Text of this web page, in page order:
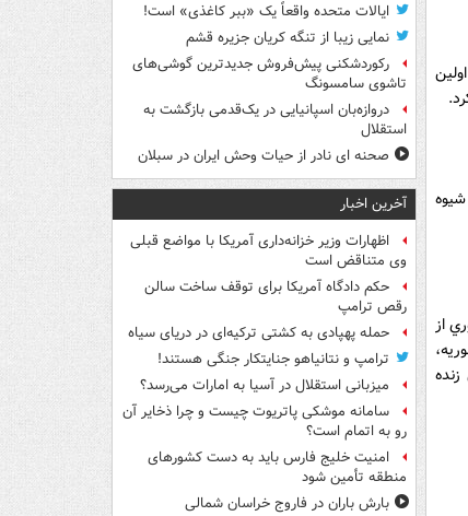
از
ایالات متحده واقعاً یک «ببر کاغذی» است!
نمایی زیبا از تنگه کریان جزیره قشم
رکوردشکنی پیش‌فروش جدیدترین گوشی‌های
تاشوی سامسونگ
دروازه‌بان اسپانیایی در یک‌قدمی بازگشت به
استقلال
صحنه ای نادر از حیات وحش ایران در سبلان
آخرین اخبار
اظهارات وزیر خزانه‌داری آمریکا با مواضع قبلی
وی متناقض است
حکم دادگاه آمریکا برای توقف ساخت سالن
رقص ترامپ
حمله پهپادی به کشتی ترکیه‌ای در دریای سیاه
ترامپ و نتانیاهو جنایتکار جنگی هستند!
میزبانی استقلال در آسیا به امارات می‌رسد؟
سامانه موشکی پاتریوت چیست و چرا ذخایر آن
رو به اتمام است؟
امنیت خلیج فارس باید به دست کشورهای
منطقه تأمین شود
بارش باران در فاروج خراسان شمالی